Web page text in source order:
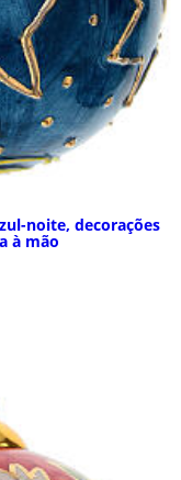
noite, decorações
à mão